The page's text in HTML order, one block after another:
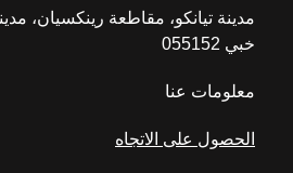
مدينة تيانكو، مقاطعة رينكسيان،
خبي 055152
معلومات عنا
الحصول على الاتجاه